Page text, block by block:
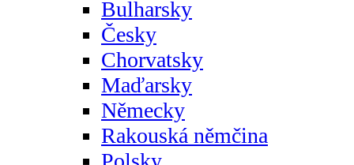
Bulharsky
Česky
Chorvatsky
Maďarsky
Německy
Rakouská němčina